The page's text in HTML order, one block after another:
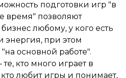
, почти сразу я
выступлений (
ранее ) , дальше я
курс у Дмитрия
занятий,
постоянно шаг за шагом
мы решили, что кроме
И теперь мои дни
нет офисов,
игры, подготовка и
то, что нравится.
подготовки игр "в
время" позволяют
бизнес любому, у кого есть
энергия, при этом
"на основной работе".
кто много играет в
кто любит игры и понимает,